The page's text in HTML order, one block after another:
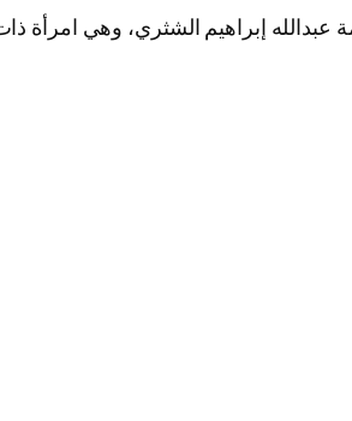
عبدالله إبراهيم الشثري، وهي امرأة